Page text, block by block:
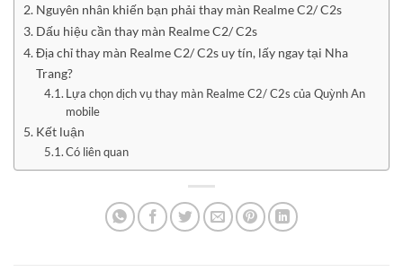
Nguyên nhân khiến bạn phải thay màn Realme C2/ C2s
Dấu hiệu cần thay màn Realme C2/ C2s
Địa chỉ thay màn Realme C2/ C2s uy tín, lấy ngay tại Nha
Trang?
Lựa chọn dịch vụ thay màn Realme C2/ C2s của Quỳnh An
mobile
Kết luận
Có liên quan